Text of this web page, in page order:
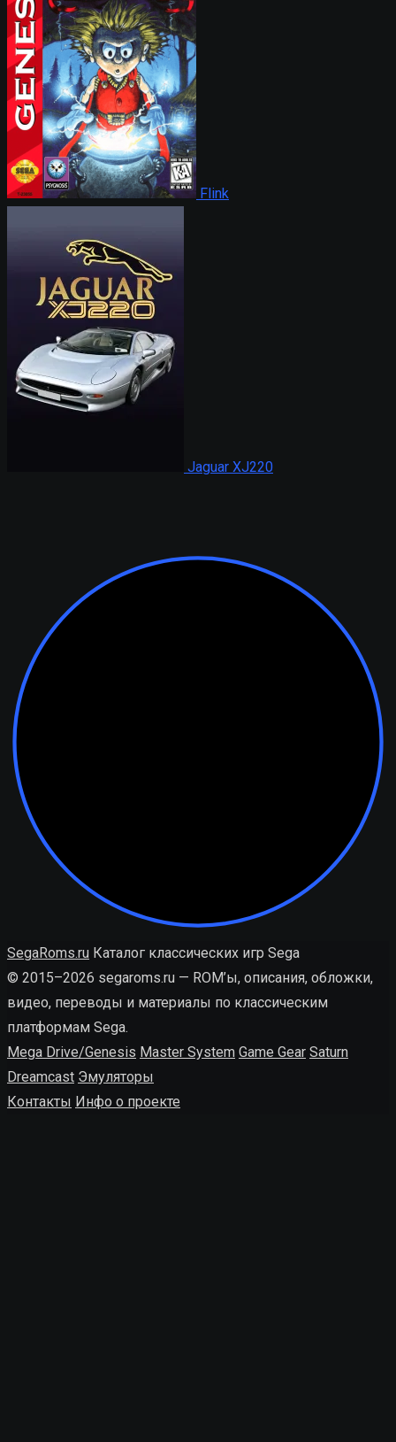
Flink
Jaguar XJ220
SegaRoms.ru Каталог классических игр Sega
© 2015–2026 segaroms.ru — ROM’ы, описания, обложки,
видео, переводы и материалы по классическим
платформам Sega.
Mega Drive/Genesis Master System Game Gear Saturn
Dreamcast Эмуляторы
Контакты Инфо о проекте